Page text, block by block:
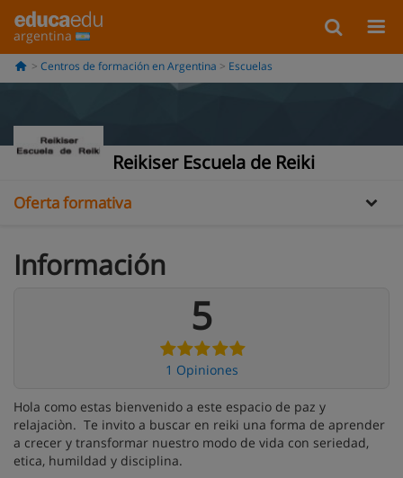
argentina
Centros de formación en Argentina Escuelas
Reikiser Escuela de Reiki
Opiniones
Oferta formativa
Información
5
1 Opiniones
Hola como estas bienvenido a este espacio de paz y
relajaciòn. Te invito a buscar en reiki una forma de aprender
a crecer y transformar nuestro modo de vida con seriedad,
etica, humildad y disciplina.